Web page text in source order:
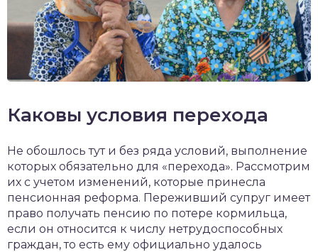
Каковы условия перехода
Не обошлось тут и без ряда условий, выполнение
которых обязательно для «перехода». Рассмотрим
их с учетом изменений, которые принесла
пенсионная реформа. Переживший супруг имеет
право получать пенсию по потере кормильца,
если он относится к числу нетрудоспособных
граждан, то есть ему официально удалось